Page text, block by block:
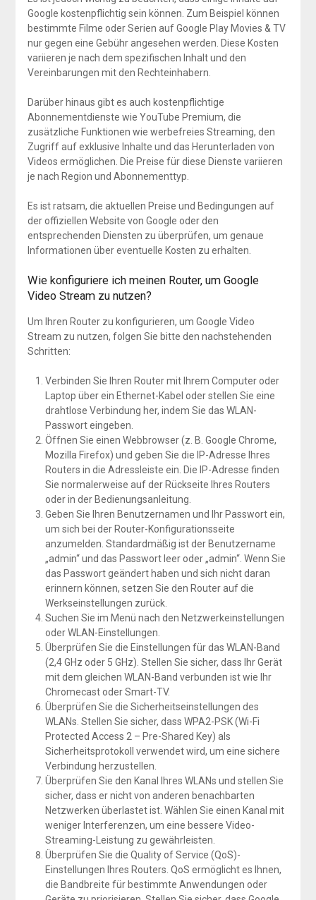
Google kostenpflichtig sein können. Zum Beispiel können
bestimmte Filme oder Serien auf Google Play Movies & TV
nur gegen eine Gebühr angesehen werden. Diese Kosten
variieren je nach dem spezifischen Inhalt und den
Vereinbarungen mit den Rechteinhabern.
Darüber hinaus gibt es auch kostenpflichtige
Abonnementdienste wie YouTube Premium, die
zusätzliche Funktionen wie werbefreies Streaming, den
Zugriff auf exklusive Inhalte und das Herunterladen von
Videos ermöglichen. Die Preise für diese Dienste variieren
je nach Region und Abonnementtyp.
Es ist ratsam, die aktuellen Preise und Bedingungen auf
der offiziellen Website von Google oder den
entsprechenden Diensten zu überprüfen, um genaue
Informationen über eventuelle Kosten zu erhalten.
Wie konfiguriere ich meinen Router, um Google
Video Stream zu nutzen?
Um Ihren Router zu konfigurieren, um Google Video
Stream zu nutzen, folgen Sie bitte den nachstehenden
Schritten:
Verbinden Sie Ihren Router mit Ihrem Computer oder
Laptop über ein Ethernet-Kabel oder stellen Sie eine
drahtlose Verbindung her, indem Sie das WLAN-
Passwort eingeben.
Öffnen Sie einen Webbrowser (z. B. Google Chrome,
Mozilla Firefox) und geben Sie die IP-Adresse Ihres
Routers in die Adressleiste ein. Die IP-Adresse finden
Sie normalerweise auf der Rückseite Ihres Routers
oder in der Bedienungsanleitung.
Geben Sie Ihren Benutzernamen und Ihr Passwort ein,
um sich bei der Router-Konfigurationsseite
anzumelden. Standardmäßig ist der Benutzername
„admin“ und das Passwort leer oder „admin“. Wenn Sie
das Passwort geändert haben und sich nicht daran
erinnern können, setzen Sie den Router auf die
Werkseinstellungen zurück.
Suchen Sie im Menü nach den Netzwerkeinstellungen
oder WLAN-Einstellungen.
Überprüfen Sie die Einstellungen für das WLAN-Band
(2,4 GHz oder 5 GHz). Stellen Sie sicher, dass Ihr Gerät
mit dem gleichen WLAN-Band verbunden ist wie Ihr
Chromecast oder Smart-TV.
Überprüfen Sie die Sicherheitseinstellungen des
WLANs. Stellen Sie sicher, dass WPA2-PSK (Wi-Fi
Protected Access 2 – Pre-Shared Key) als
Sicherheitsprotokoll verwendet wird, um eine sichere
Verbindung herzustellen.
Überprüfen Sie den Kanal Ihres WLANs und stellen Sie
sicher, dass er nicht von anderen benachbarten
Netzwerken überlastet ist. Wählen Sie einen Kanal mit
weniger Interferenzen, um eine bessere Video-
Streaming-Leistung zu gewährleisten.
Überprüfen Sie die Quality of Service (QoS)-
Einstellungen Ihres Routers. QoS ermöglicht es Ihnen,
die Bandbreite für bestimmte Anwendungen oder